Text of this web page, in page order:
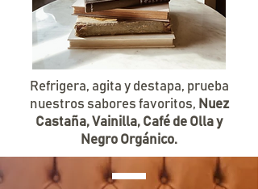
Refrigera, agita y destapa, prueba
nuestros sabores favoritos, Nuez
Castaña, Vainilla, Café de Olla y
Negro Orgánico.